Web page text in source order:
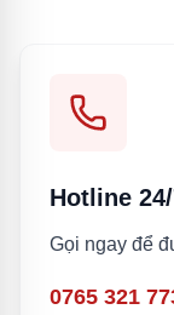
Hotline
Gọi ngay để
0765 321